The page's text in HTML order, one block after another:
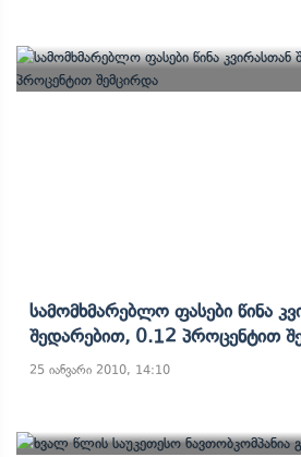
Სამომხმარებლო Ფასები Წინა
Შედარებით, 0.12 Პროცენტით
25 იანვარი 2010, 14:10